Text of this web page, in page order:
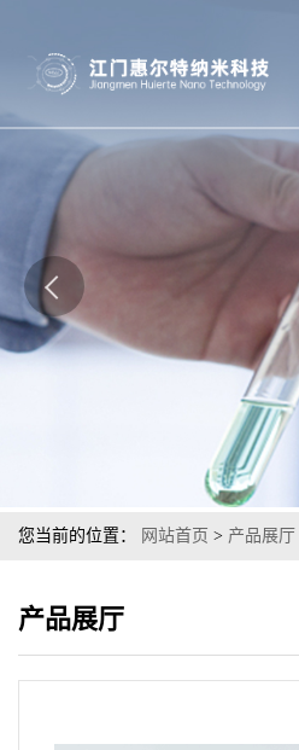
您当前的位置： 网站首页 > 产品展厅
产品展厅